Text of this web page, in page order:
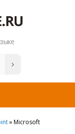
» Microsoft